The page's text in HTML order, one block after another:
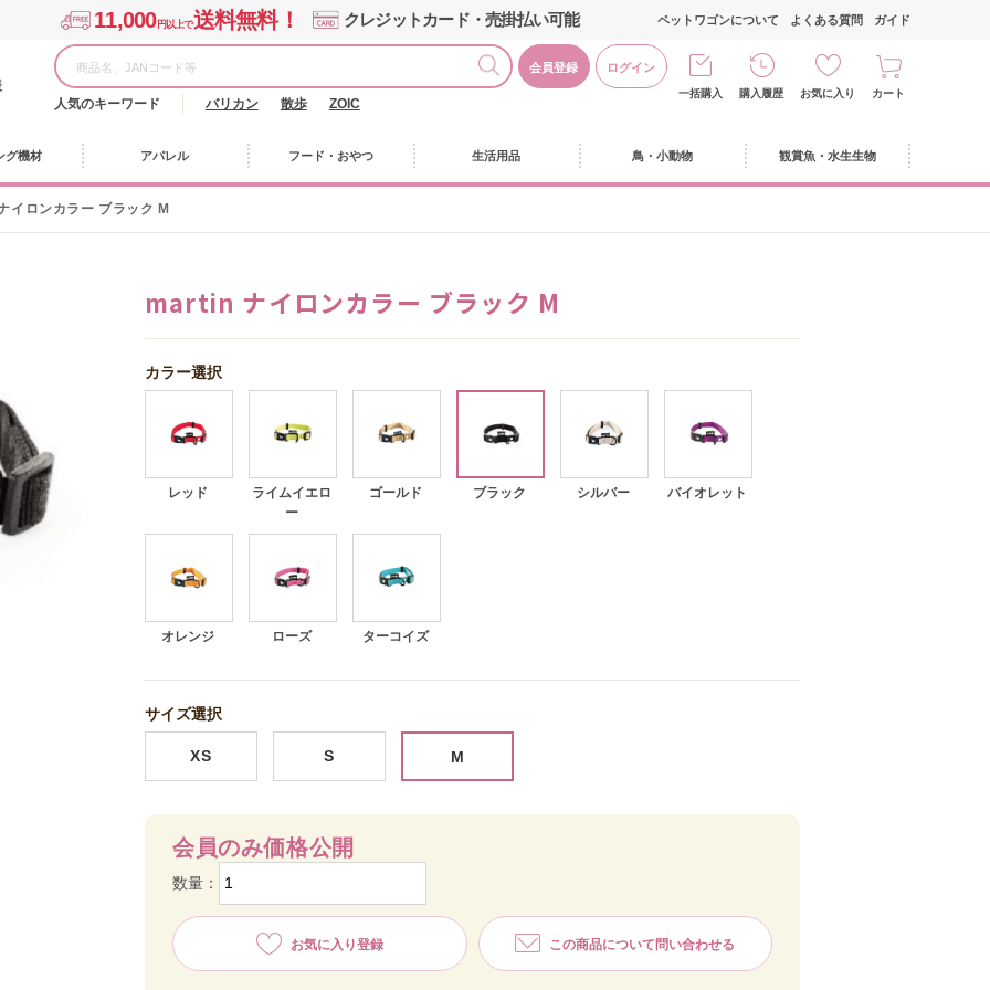
11,000円以上で送料無料！ クレジットカード・売掛払い可能
会員登録 ログイン
人気のキーワード バリカン 散歩 ZOIC
ペットワゴンについて よくある質問 ガイド
一括購入 購入履歴 お気に入り カート
グ機材 アパレル フード・おやつ 生活用品 鳥・小動物 観賞魚・水生生物
イロンカラー ブラック M
martin ナイロンカラー ブラック M
カラー選択
レッド
ライムイエロ
ー
ゴールド ブラック シルバー バイオレット
オレンジ ローズ ターコイズ
サイズ選択
XS S M
会員のみ価格公開
数量：
お気に入り登録 この商品について問い合わせる